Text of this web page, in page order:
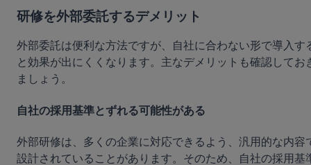
研修を外部委託するデメリット
外部委託は便利な方法ですが、自社に合わない形で導入す
と効果が出にくくなります。主なデメリットも確認してお
ましょう。
自社の採用基準とずれる可能性がある
外部研修は、多くの企業に対応できるよう、汎用的な内容
設計されていることがあります。そのため、自社の採用基